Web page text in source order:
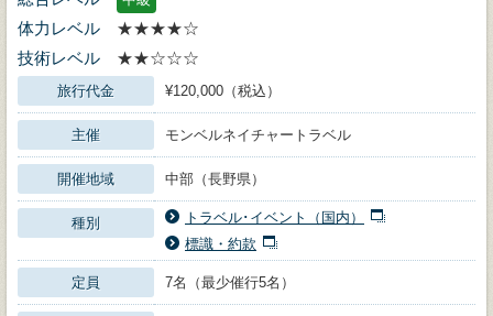
体力レベル
★★★★☆
技術レベル
★★☆☆☆
旅行代金 ¥120,000（税込）
主催 モンベルネイチャートラベル
開催地域 中部（長野県）
種別
トラベル･イベント（国内）
標識・約款
定員 7名（最少催行5名）